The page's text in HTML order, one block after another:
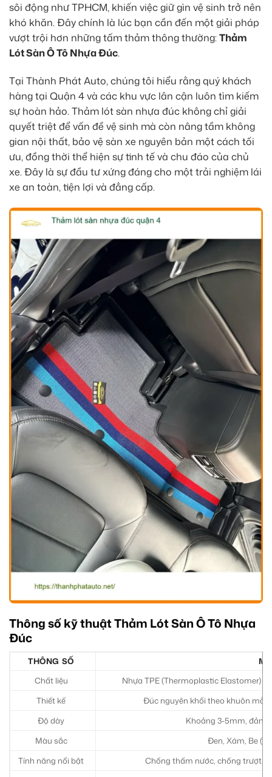
sôi động như TPHCM, khiến việc giữ gìn vệ sinh trở nên
khó khăn. Đây chính là lúc bạn cần đến một giải pháp
vượt trội hơn những tấm thảm thông thường:Thảm
Lót Sàn Ô Tô Nhựa Đúc.
Tại Thành Phát Auto, chúng tôi hiểu rằng quý khách
hàng tại Quận 4 và các khu vực lân cận luôn tìm kiếm
sự hoàn hảo. Thảm lót sàn nhựa đúc không chỉ giải
quyết triệt để vấn đề vệ sinh mà còn nâng tầm không
gian nội thất, bảo vệ sàn xe nguyên bản một cách tối
ưu, đồng thời thể hiện sự tinh tế và chu đáo của chủ
xe. Đây là sự đầu tư xứng đáng cho một trải nghiệm lái
xe an toàn, tiện lợi và đẳng cấp.
Thông số kỹ thuật Thảm Lót Sàn Ô Tô Nhựa
Đúc
THÔNG SỐ
Chất liệu
Nhựa TPE (Thermoplastic Elastomer)
Thiết kế
Đúc nguyên khối theo khuôn mẫu
Độ dày
Khoảng 3-5mm, đảm
Màu sắc
Đen, Xám, Be
Tính năng nổi bật
Chống thấm nước, chống trượt,